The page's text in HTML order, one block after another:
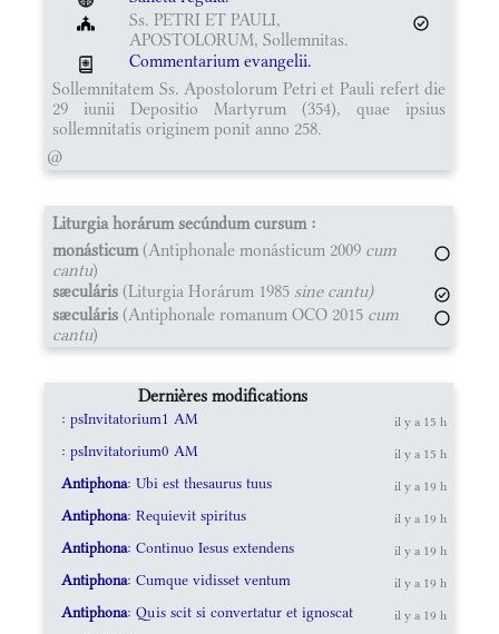
Ss. PETRI ET PAULI,
APOSTOLORUM, Sollemnitas.
Commentarium evangelii.
Sollemnitatem Ss. Apostolorum Petri et Pauli refert die
29 iunii Depositio Martyrum (354), quae ipsius
sollemnitatis originem ponit anno 258.
@
Liturgia horárum secúndum cursum :
monásticum(Antiphonale monásticum 2009 cum
cantu)
sæculáris (Liturgia Horárum 1985 sine cantu)
sæculáris (Antiphonale romanum OCO 2015 cum
cantu)
Dernières modifications
: psInvitatorium1 AM il y a 15 h
: psInvitatorium0 AM il y a 15 h
Antiphona: Ubi est thesaurus tuus il y a 19 h
Antiphona: Requievit spiritus il y a 19 h
Antiphona: Continuo Iesus extendens il y a 19 h
Antiphona: Cumque vidisset ventum il y a 19 h
Antiphona: Quis scit si convertatur et ignoscat il y a 19 h